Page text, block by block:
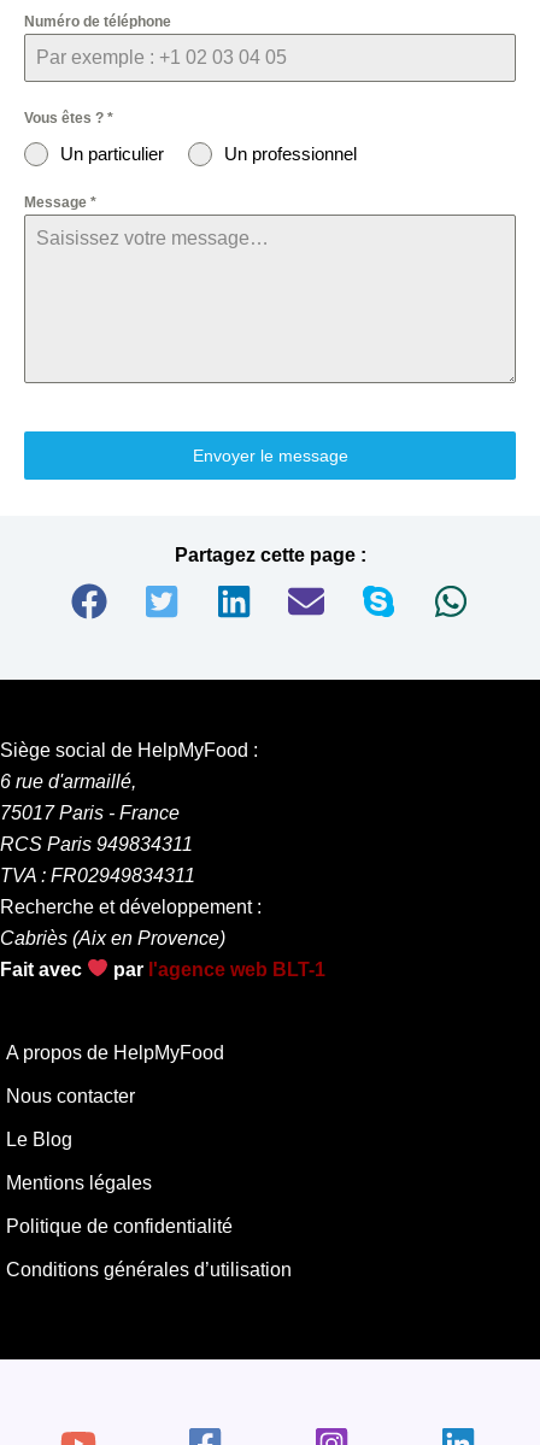
Numéro de téléphone
Vous êtes ? *
Un particulier Un professionnel
Message *
Envoyer le message
Partagez cette page :
Siège social de HelpMyFood :
6 rue d'armaillé,
75017 Paris - France
RCS Paris 949834311
TVA : FR02949834311
Recherche et développement :
Cabriès (Aix en Provence)
Fait avec
par l'agence web BLT-1
A propos de HelpMyFood
Nous contacter
Le Blog
Mentions légales
Politique de confidentialité
Conditions générales d’utilisation